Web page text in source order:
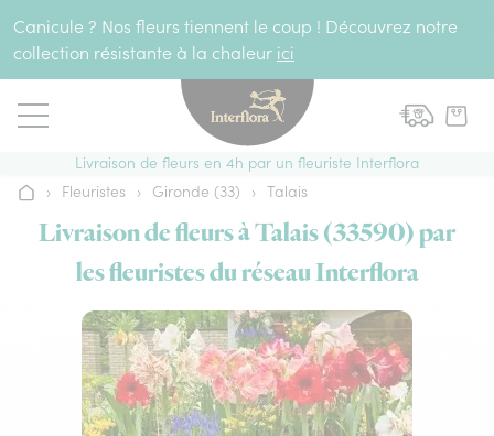
Canicule ? Nos fleurs tiennent le coup ! Découvrez notre
collection résistante à la chaleur ici
Livraison de fleurs en 4h par un fleuriste Interflora
Accueil
› Fleuristes › Gironde (33) › Talais
Livraison de fleurs à Talais (33590) par
les fleuristes du réseau Interflora